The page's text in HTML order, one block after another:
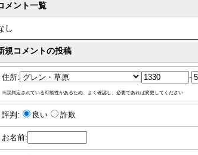
メント一覧
し
規コメントの投稿
住所: -
※誤判定されている可能性があるため、よく確認し、必要であれば変更してください
評判: 良い 詐欺
お名前: